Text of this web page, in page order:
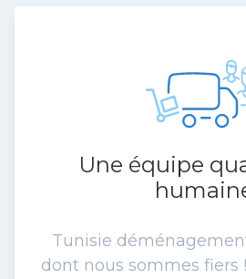
Une équipe
Tunisie
dont nous sommes fiers